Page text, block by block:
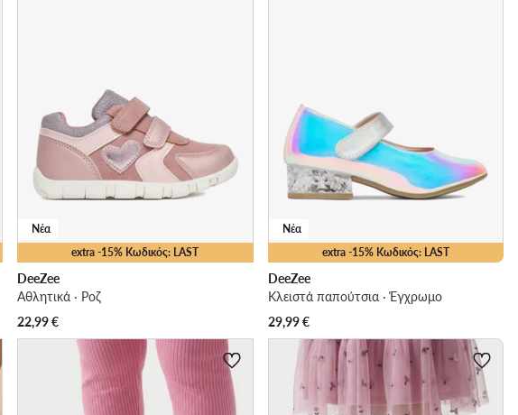
extra -15% Κωδικός: LAST
Νέα
DeeZee
Αθλητικά · Ροζ
22,99€
extra -15% Κωδικός: LAST
Νέα
DeeZee
Κλειστά παπούτσια · Έγχρωμο
29,99€